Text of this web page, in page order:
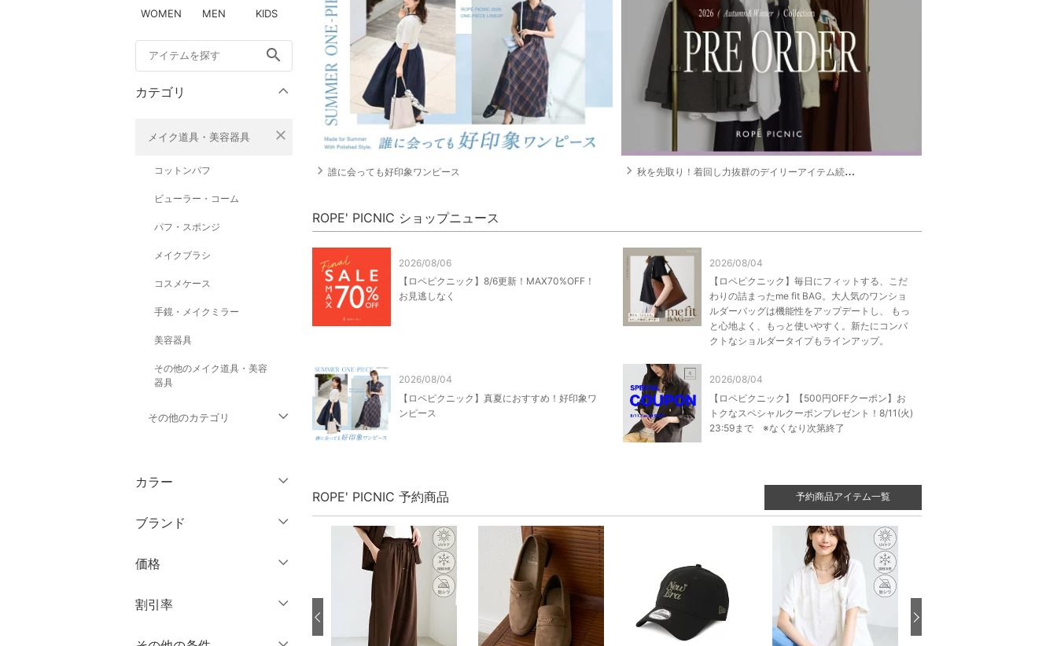
WOMEN MEN KIDS
search
カテゴリ
メイク道具・美容器具 close
コットンパフ
ビューラー・コーム
パフ・スポンジ
メイクブラシ
コスメケース
手鏡・メイクミラー
美容器具
その他のメイク道具・美容
器具
その他のカテゴリ
ジャケット・アウター
パンツ
ワンピース・ドレス
スカート
オールインワン・オーバ
カラー
ブランド
価格
割引率
％OFF～ ％OFF
navigate_next 誰に会っても好印象ワンピース navigate_next 秋を先取り！着回し力抜群のデイリーアイテム続々と登場☆
ROPE' PICNIC ショップニュース
2026/08/06
【ロペピクニック】8/6更新！MAX70%OFF！
お見逃しなく
2026/08/04
【ロペピクニック】毎日にフィットする、こだ
わりの詰まったme fit BAG。大人気のワンショ
ルダーバッグは機能性をアップデートし、 もっ
と心地よく、もっと使いやすく。新たにコンパ
クトなショルダータイプもラインアップ。
2026/08/04
【ロペピクニック】真夏におすすめ！好印象ワ
ンピース
2026/08/04
【ロペピクニック】【500円OFFクーポン】お
トクなスペシャルクーポンプレゼント！8/11(火)
23:59まで ※なくなり次第終了
ROPE' PICNIC 予約商品 予約商品アイテム一覧